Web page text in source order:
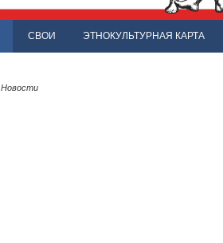
СВОИ ЭТНОКУЛЬТУРНАЯ КАРТА
Новости